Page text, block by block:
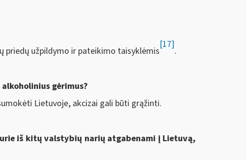
priedų užpildymo ir pateikimo taisyklėmis
[17]
.
gėrimus?
Lietuvoje, akcizai gali būti grąžinti.
iš kitų valstybių narių atgabenami į Lietuvą,